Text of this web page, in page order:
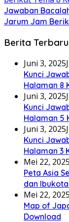
Jawaban
Jarum Jam
Berita Terbaru
Juni 3, 2025
Kunci
Halaman 8
Juni 3, 2025
Kunci
Halaman 5
Juni 3, 2025
Kunci
Halaman 3
Mei 22, 2025
Peta Asia
dan
Mei 22, 2025
Map of
Download